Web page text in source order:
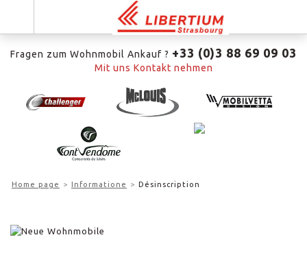
Fragen zum Wohnmobil Ankauf ? +33 (0)3 88 69 09 03
Mit uns Kontakt nehmen
Home page Informatione Désinscription